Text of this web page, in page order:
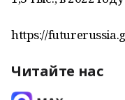
https://
Читайте нас